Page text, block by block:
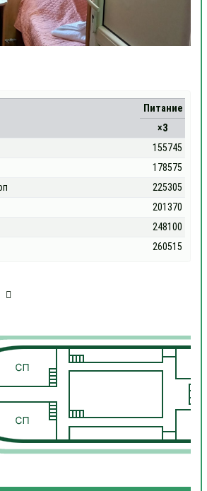
Питание
×3
155745
178575
225305
201370
248100
260515